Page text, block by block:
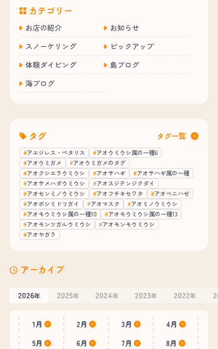
カテゴリー
お店の紹介
お知らせ
スノーケリング
ピックアップ
体験ダイビング
島ブログ
海ブログ
タグ タグ一覧
アエジレス・ペタリス
アオウミウシ属の一種6
アオウミガメ
アオウミガメのタグ
アオクシエラウミウシ
アオサハギ
アオサハギ属の一種
アオサメハダウミウシ
アオスジテンジクダイ
アオセンミノウミウシ
アオフチキセワタ
アオベニハゼ
アオボシミドリガイ
アオマスク
アオミノウミウシ
アオモウミウシ属の一種10
アオモウミウシ属の一種13
アオモンツガルウミウシ
アオモンモウミウシ
アオヤガラ
アーカイブ
2026年 2025年 2024年 2023年 2022年
1月 2月 3月
4月
5月
6月 7月
8月